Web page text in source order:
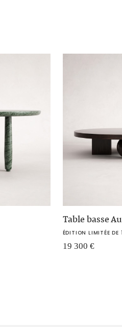
Table basse
ÉDITION LIMITÉE DE
19 300 €